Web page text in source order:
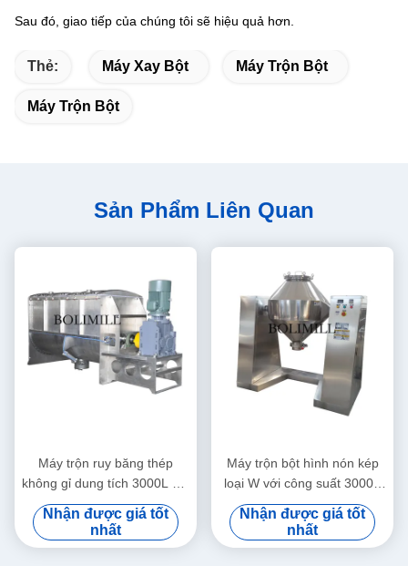
Sau đó, giao tiếp của chúng tôi sẽ hiệu quả hơn.
Thẻ: Máy Xay Bột Máy Trộn Bột
Máy Trộn Bột
Sản Phẩm Liên Quan
Máy trộn ruy băng thép
không gỉ dung tích 3000L với
điện áp 220-660V và công
suất 22kW để trộn bột công
nghiệp
Nhận được giá tốt
nhất
Máy trộn bột hình nón kép
loại W với công suất 3000L
tốc độ 3-12 vòng / phút và
điện áp 220-660V
Nhận được giá tốt
nhất